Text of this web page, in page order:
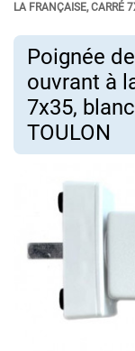
LA FRANÇAISE, CARRÉ
Poignée
ouvrant à
7x35,
TOULON